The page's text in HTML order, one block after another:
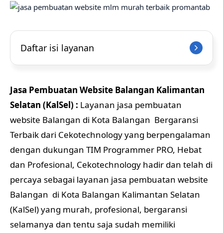
Daftar isi layanan
Jasa Pembuatan Website Balangan Kalimantan
Selatan (KalSel) : Layanan jasa pembuatan
website Balangan di Kota Balangan Bergaransi
Terbaik dari Cekotechnology yang berpengalaman
dengan dukungan TIM Programmer PRO, Hebat
dan Profesional, Cekotechnology hadir dan telah di
percaya sebagai layanan jasa pembuatan website
Balangan di Kota Balangan Kalimantan Selatan
(KalSel) yang murah, profesional, bergaransi
selamanya dan tentu saja sudah memiliki